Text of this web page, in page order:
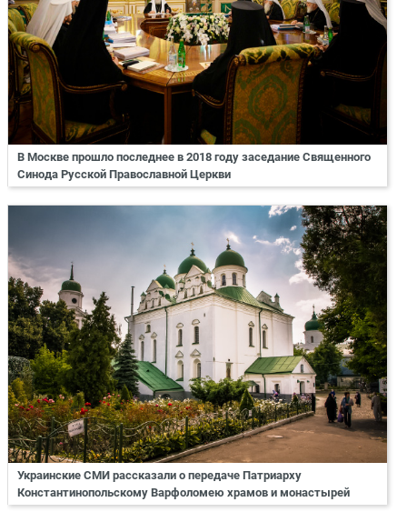
В Москве прошло последнее в 2018 году заседание Священного
Синода Русской Православной Церкви
Украинские СМИ рассказали о передаче Патриарху
Константинопольскому Варфоломею храмов и монастырей